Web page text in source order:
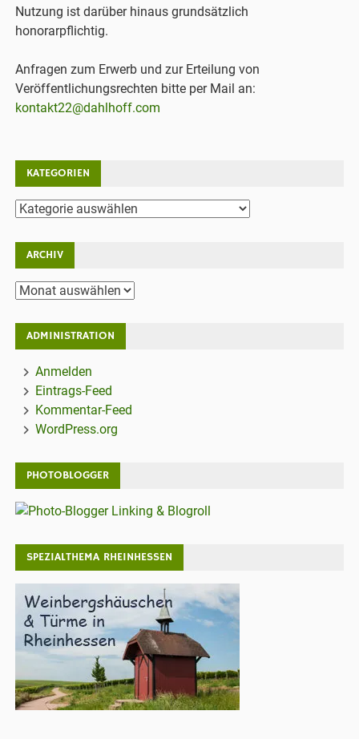
Nutzung ist darüber hinaus grundsätzlich
honorarpflichtig.
Anfragen zum Erwerb und zur Erteilung von
Veröffentlichungsrechten bitte per Mail an:
kontakt22@dahlhoff.com
KATEGORIEN
Kategorien
ARCHIV
Archiv
ADMINISTRATION
Anmelden
Eintrags-Feed
Kommentar-Feed
WordPress.org
PHOTOBLOGGER
SPEZIALTHEMA RHEINHESSEN